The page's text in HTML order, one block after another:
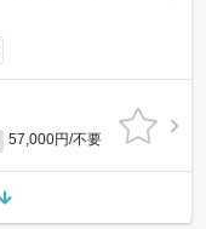
57,000円/不要